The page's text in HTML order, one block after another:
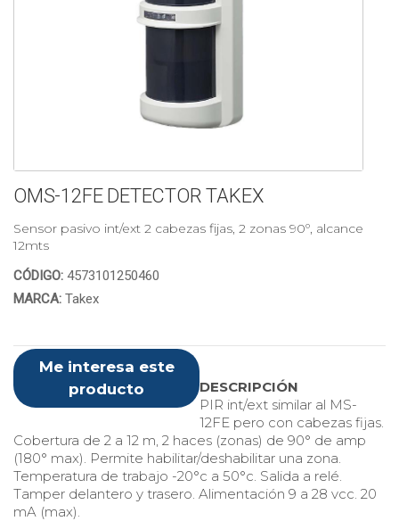
OMS-12FE DETECTOR TAKEX
Sensor pasivo int/ext 2 cabezas fijas, 2 zonas 90º, alcance
12mts
CÓDIGO: 4573101250460
MARCA: Takex
Me interesa este
producto
DESCRIPCIÓN
PIR int/ext similar al MS-
12FE pero con cabezas fijas.
Cobertura de 2 a 12 m, 2 haces (zonas) de 90° de amp
(180° max). Permite habilitar/deshabilitar una zona.
Temperatura de trabajo -20°c a 50°c. Salida a relé.
Tamper delantero y trasero. Alimentación 9 a 28 vcc. 20
mA (max).